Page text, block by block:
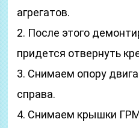
агрегатов.
2. После этого
придется отвернуть
3. Снимаем опору
справа.
4. Снимаем крышки